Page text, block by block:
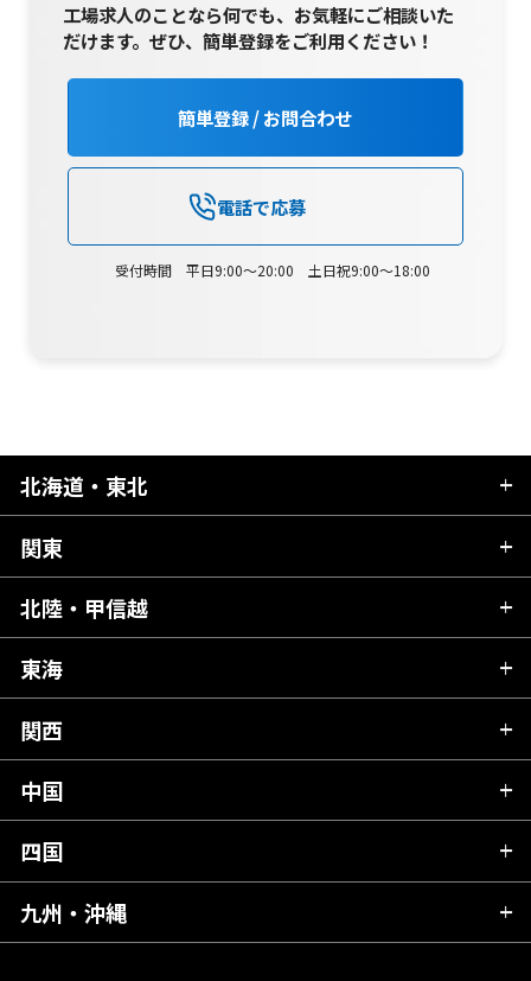
工場求人のことなら何でも、お気軽にご相談いた
だけます。ぜひ、簡単登録をご利用ください！
簡単登録 / お問合わせ
電話で応募
受付時間 平日9:00～20:00 土日祝9:00～18:00
北海道・東北
北海道
青森県
秋田県
岩手県
宮城県
福島県
関東
茨城県
栃木県
群馬県
千葉県
東京都
神奈川県
北陸・甲信越
新潟県
富山県
石川県
山梨県
長野県
東海
岐阜県
静岡県
愛知県
関西
滋賀県
京都府
大阪府
中国
広島県
岡山県
四国
愛媛県
九州・沖縄